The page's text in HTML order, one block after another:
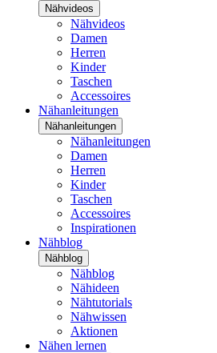
Nähvideos
Nähvideos
Damen
Herren
Kinder
Taschen
Accessoires
Nähanleitungen
Nähanleitungen
Nähanleitungen
Damen
Herren
Kinder
Taschen
Accessoires
Inspirationen
Nähblog
Nähblog
Nähblog
Nähideen
Nähtutorials
Nähwissen
Aktionen
Nähen lernen